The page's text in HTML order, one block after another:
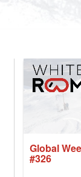
Global
#326